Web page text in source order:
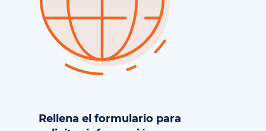
Rellena el formulario para